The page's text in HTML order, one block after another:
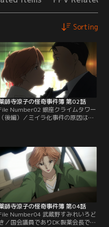
Sorting
師寺涼子の怪奇事件簿 第02話
Number02 銀座クライムタワー
（後編）／ミイラ化事件の原因は、
ること、そして曽我が月読会の幹
であることが判明。そんな矢先
に、ミイラ化事件の司法解剖を担当
た辰見先生の研究所が炎上。事態
が切迫する中、涼子は検研への強制
査を…。【提供：バンダイチャン
ル】
師寺涼子の怪奇事件簿 第04話
Number04 武蔵野すみれいろど
／国会議員でありDK製薬会長でも